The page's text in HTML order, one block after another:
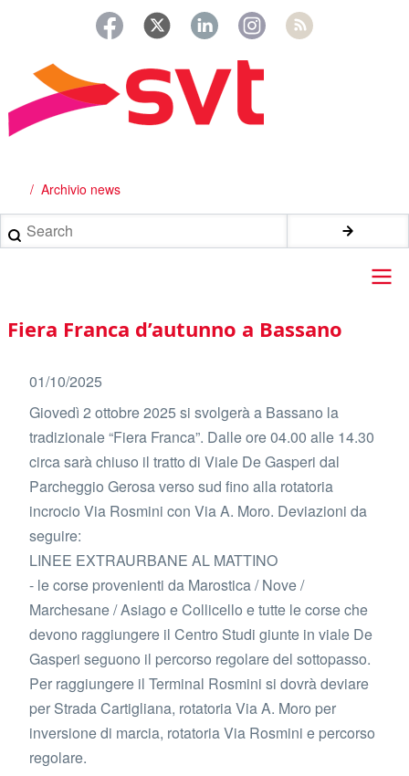
principale
Briciole
di
pane
Archivio news
Search
Main
navigation
Fiera Franca d’autunno a Bassano
01/10/2025
Giovedì 2 ottobre 2025 si svolgerà a Bassano la
tradizionale “Fiera Franca”. Dalle ore 04.00 alle 14.30
circa sarà chiuso il tratto di Viale De Gasperi dal
Parcheggio Gerosa verso sud fino alla rotatoria
incrocio Via Rosmini con Via A. Moro. Deviazioni da
seguire:
LINEE EXTRAURBANE AL MATTINO
- le corse provenienti da Marostica / Nove /
Marchesane / Asiago e Collicello e tutte le corse che
devono raggiungere il Centro Studi giunte in viale De
Gasperi seguono il percorso regolare del sottopasso.
Per raggiungere il Terminal Rosmini si dovrà deviare
per Strada Cartigliana, rotatoria Via A. Moro per
inversione di marcia, rotatoria Via Rosmini e percorso
regolare.